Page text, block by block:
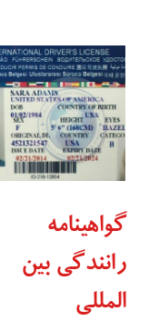
گواهینامه
رانندگی بین
المللی